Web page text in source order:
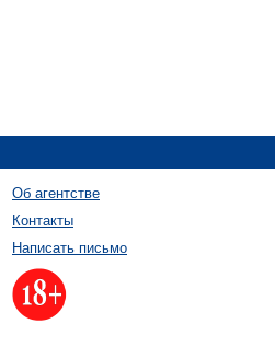
Об агентстве
Контакты
Написать письмо